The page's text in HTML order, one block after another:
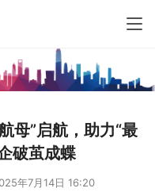
母”启航，助力“最
破茧成蝶
年7月14日 16:20